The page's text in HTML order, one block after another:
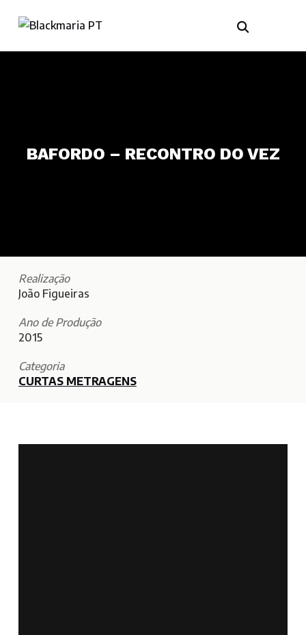
BAFORDO – RECONTRO DO VEZ
Realização
João Figueiras
Ano de Produção
2015
Categoria
CURTAS METRAGENS